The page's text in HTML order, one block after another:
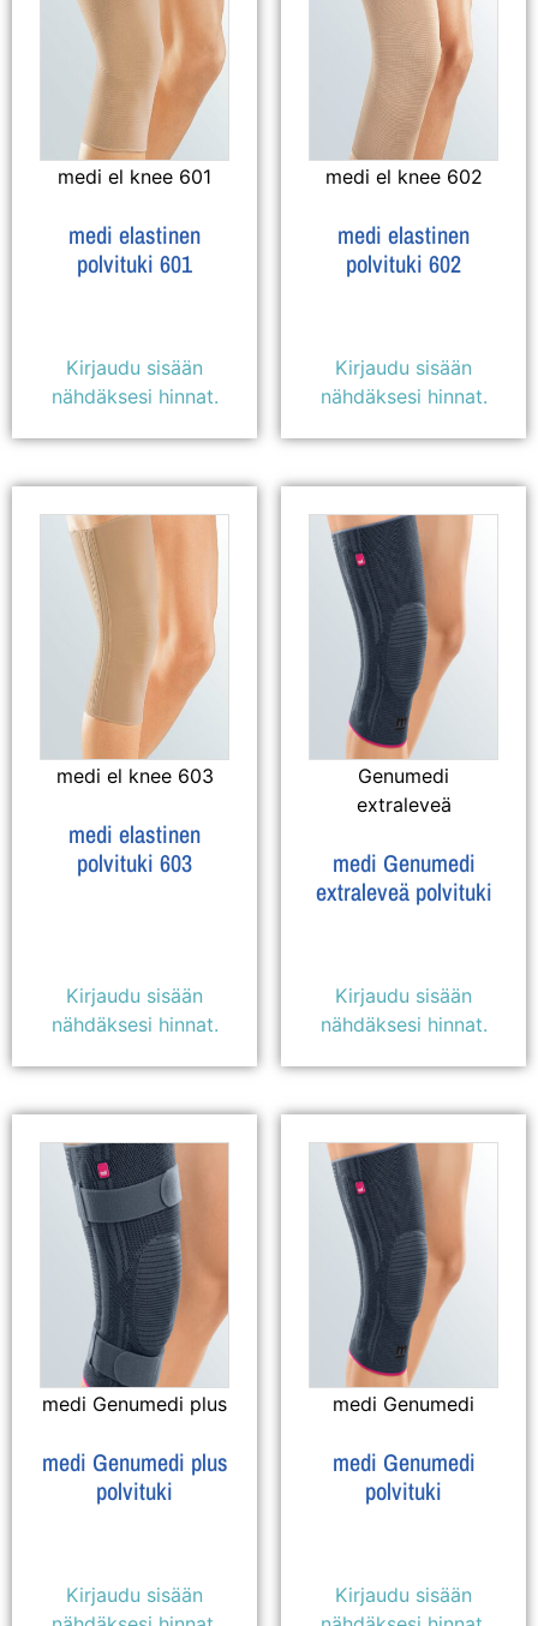
medi el knee 601
medi elastinen
polvituki 601
Kirjaudu sisään
nähdäksesi hinnat.
medi el knee 602
medi elastinen
polvituki 602
Kirjaudu sisään
nähdäksesi hinnat.
medi el knee 603
medi elastinen
polvituki 603
Kirjaudu sisään
nähdäksesi hinnat.
Genumedi
extraleveä
medi Genumedi
extraleveä polvituki
Kirjaudu sisään
nähdäksesi hinnat.
medi Genumedi plus
medi Genumedi plus
polvituki
Kirjaudu sisään
medi Genumedi
medi Genumedi
polvituki
Kirjaudu sisään